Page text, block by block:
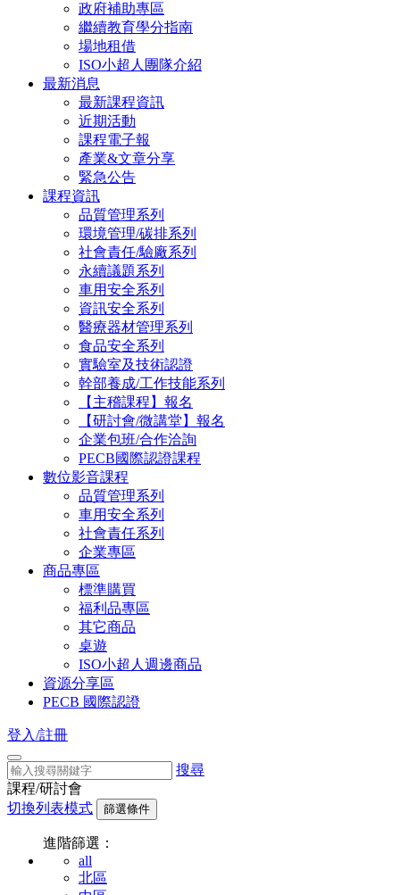
政府補助專區
繼續教育學分指南
場地租借
ISO小超人團隊介紹
最新消息
最新課程資訊
近期活動
課程電子報
產業&文章分享
緊急公告
課程資訊
品質管理系列
環境管理/碳排系列
社會責任/驗廠系列
永續議題系列
車用安全系列
資訊安全系列
醫療器材管理系列
食品安全系列
實驗室及技術認證
幹部養成/工作技能系列
【主稽課程】報名
【研討會/微講堂】報名
企業包班/合作洽詢
PECB國際認證課程
數位影音課程
品質管理系列
車用安全系列
社會責任系列
企業專區
商品專區
標準購買
福利品專區
其它商品
桌遊
ISO小超人週邊商品
資源分享區
PECB 國際認證
登入/註冊
搜尋
課程/研討會
切換列表模式
篩選條件
進階篩選：
all
北區